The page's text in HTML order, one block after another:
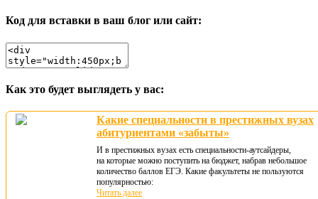
Код для вставки в ваш блог или сайт:
Как это будет выглядеть у вас:
Какие специальности в престижных вузах
абитуриентами «забыты»
И в престижных вузах есть специальности-аутсайдеры,
на которые можно поступить на бюджет, набрав небольшое
количество баллов ЕГЭ. Какие факультеты не пользуются
популярностью:
Читать далее